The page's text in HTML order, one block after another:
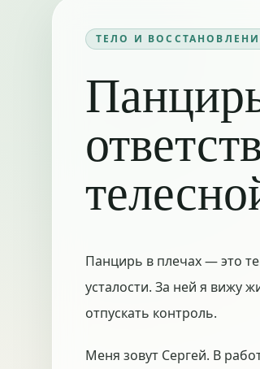
ТЕЛО И
Панцирь в плечах — это
усталости. За ней я вижу
отпускать контроль.
Меня зовут Сергей. В